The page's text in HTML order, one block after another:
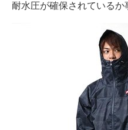
耐水圧が確保されているか